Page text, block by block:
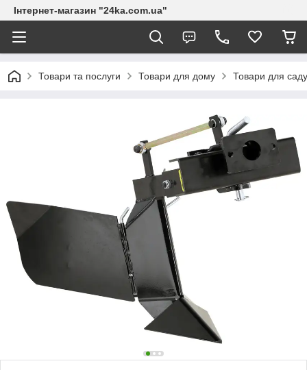
Інтернет-магазин "24ka.com.ua"
Товари та послуги Товари для дому Товари для саду